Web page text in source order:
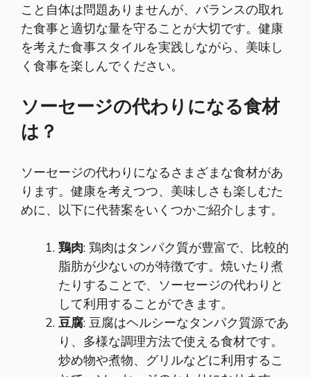
こと自体は問題ありませんが、バランスの取れ
た食事と適切な量を守ることが大切です。健康
を考えた食事スタイルを実践しながら、美味し
く食事を楽しんでください。
ソーセージの代わりになる食材
は？
ソーセージの代わりになるさまざまな食材があ
ります。健康を考えつつ、美味しさも楽しむた
めに、以下に代替案をいくつかご紹介します。
鶏肉: 鶏肉はタンパク質が豊富で、比較的
脂肪が少ないのが特徴です。焼いたり煮
たりすることで、ソーセージの代わりと
して利用することができます。
豆腐: 豆腐はヘルシーなタンパク質源であ
り、多様な調理方法で使える食材です。
炒め物や煮物、グリルなどに利用するこ